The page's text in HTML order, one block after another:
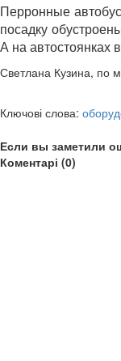
Перронные
посадку
А на автостоянках
Светлана Кузина, по
Ключові слова:
Если вы заметили
Коментарі (0)